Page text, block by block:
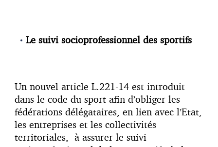
Le suivi socioprofessionnel des sportifs
Un nouvel article L.221-14 est introduit
dans le code du sport afin d’obliger les
fédérations délégataires, en lien avec l’Etat,
les entreprises et les collectivités
territoriales, à assurer le suivi